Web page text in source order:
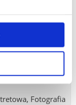
i Biuro
do wielu
Fotografia